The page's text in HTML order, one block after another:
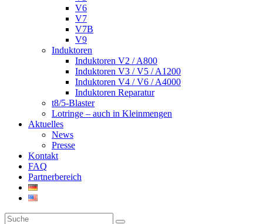
V6
V7
V7B
V9
Induktoren
Induktoren V2 / A800
Induktoren V3 / V5 / A1200
Induktoren V4 / V6 / A4000
Induktoren Reparatur
t8/5-Blaster
Lotringe – auch in Kleinmengen
Aktuelles
News
Presse
Kontakt
FAQ
Partnerbereich